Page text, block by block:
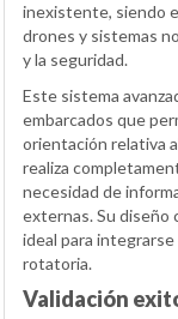
inexistente, siendo
drones y sistemas
y la seguridad.
Este sistema
embarcados que
orientación relativa
realiza
necesidad de
externas. Su diseño
ideal para
rotatoria.
Validación